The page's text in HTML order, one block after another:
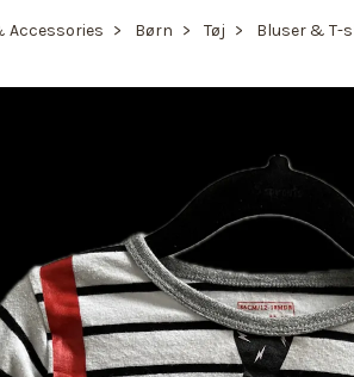
Accessories Børn Tøj Bluser & T-